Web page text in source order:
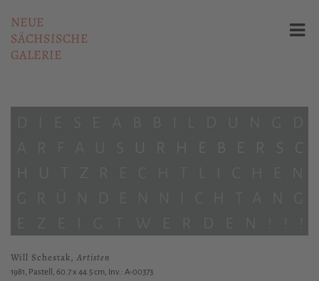
NEUE
SÄCHSISCHE
GALERIE
Will Schestak, Artisten
1981, Pastell, 60.7 x 44.5 cm, Inv.: A-00373